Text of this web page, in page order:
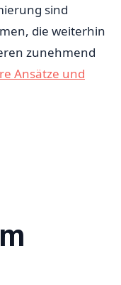
sind
die weiterhin
zunehmend
Ansätze und